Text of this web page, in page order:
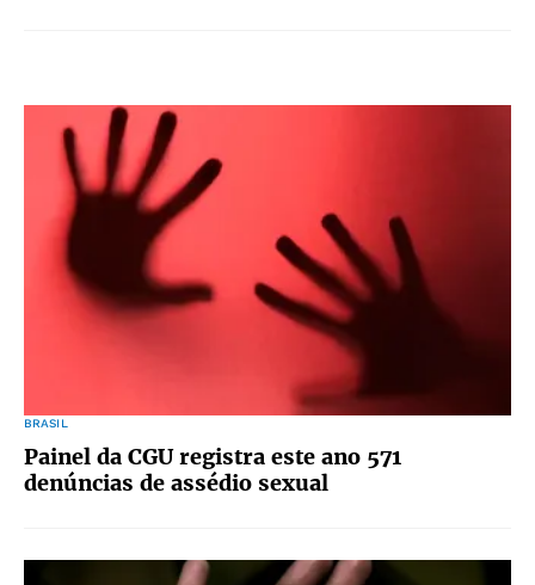
BRASIL
Painel da CGU registra este ano 571
denúncias de assédio sexual